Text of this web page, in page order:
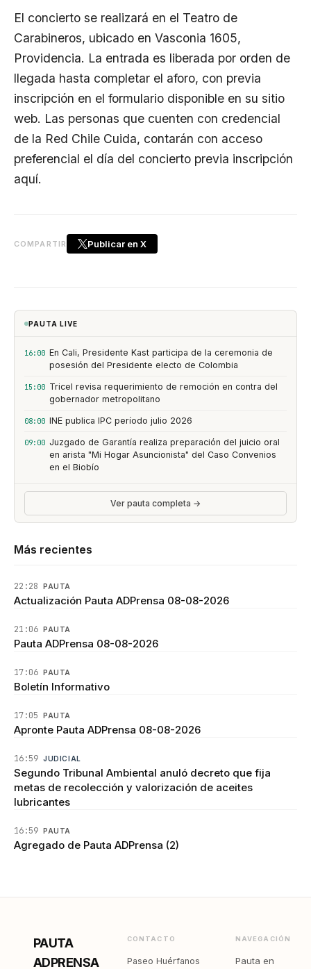
El concierto se realizará en el Teatro de
Carabineros, ubicado en Vasconia 1605,
Providencia. La entrada es liberada por orden de
llegada hasta completar el aforo, con previa
inscripción en el formulario disponible en su sitio
web. Las personas que cuenten con credencial
de la Red Chile Cuida, contarán con acceso
preferencial el día del concierto previa inscripción
aquí.
COMPARTIR Publicar en X
PAUTA LIVE
16:00 En Cali, Presidente Kast participa de la ceremonia de
posesión del Presidente electo de Colombia
15:00 Tricel revisa requerimiento de remoción en contra del
gobernador metropolitano
08:00 INE publica IPC período julio 2026
09:00 Juzgado de Garantía realiza preparación del juicio oral
en arista "Mi Hogar Asuncionista" del Caso Convenios
en el Biobío
Ver pauta completa →
Más recientes
22:28 PAUTA
Actualización Pauta ADPrensa 08-08-2026
21:06 PAUTA
Pauta ADPrensa 08-08-2026
17:06 PAUTA
Boletín Informativo
17:05 PAUTA
Apronte Pauta ADPrensa 08-08-2026
16:59 JUDICIAL
Segundo Tribunal Ambiental anuló decreto que fija
metas de recolección y valorización de aceites
lubricantes
16:59 PAUTA
Agregado de Pauta ADPrensa (2)
PAUTA
ADPRENSA
CONTACTO
Paseo Huérfanos
NAVEGACIÓN
Pauta en